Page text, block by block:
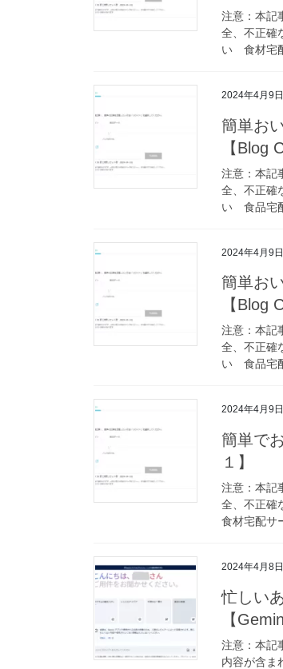
注意：本記
全、不正確
い 食材宅
2024年4月9日
簡単お
【Blog
注意：本記
全、不正確
い 食品宅
2024年4月9日
簡単お
【Blog
注意：本記
全、不正確
い 食品宅
2024年4月9日
簡単で
１】
注意：本記
全、不正確
食材宅配サ
2024年4月8日
忙しい
【
注意：本記
内容が含ま